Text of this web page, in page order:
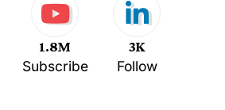
1.8M
Subscribe
3K
Follow